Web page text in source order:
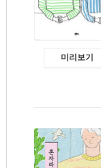
미리보기